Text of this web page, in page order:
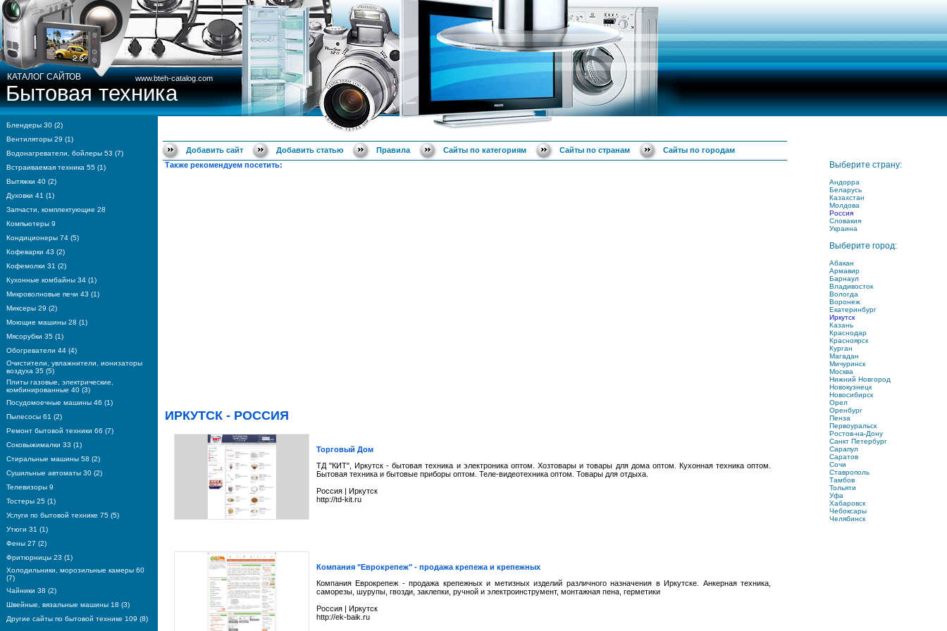
Бытовая техника
www.bteh-catalog.com
КАТАЛОГ САЙТОВ
Блендеры 30 (2)
Вентиляторы 29 (1)
Водонагреватели, бойлеры 53 (7)
Встраиваемая техника 55 (1)
Вытяжки 40 (2)
Духовки 41 (1)
Запчасти, комплектующие 28
Компьютеры 9
Кондиционеры 74 (5)
Кофеварки 43 (2)
Кофемолки 31 (2)
Кухонные комбайны 34 (1)
Микроволновые печи 43 (1)
Миксеры 29 (2)
Моющие машины 28 (1)
Мясорубки 35 (1)
Обогреватели 44 (4)
Очистители, увлажнители, ионизаторы
воздуха 35 (5)
Плиты газовые, электрические,
комбинированные 40 (3)
Посудомоечные машины 46 (1)
Пылесосы 61 (2)
Ремонт бытовой техники 66 (7)
Соковыжималки 33 (1)
Стиральные машины 58 (2)
Сушильные автоматы 30 (2)
Телевизоры 9
Тостеры 25 (1)
Услуги по бытовой технике 75 (5)
Утюги 31 (1)
Фены 27 (2)
Фритюрницы 23 (1)
Холодильники, морозильные камеры 60
(7)
Чайники 38 (2)
Швейные, вязальные машины 18 (3)
Другие сайты по бытовой технике 109 (8)
Добавить сайт Добавить статью Правила Сайты по категориям Сайты по странам
Сайты по городам
Также рекомендуем посетить:
ИРКУТСК - РОССИЯ
Торговый Дом
ТД "КИТ", Иркутск - бытовая техника и электроника оптом. Хозтовары и товары для дома оптом. Кухонная техника оптом.
Бытовая техника и бытовые приборы оптом. Теле-видеотехника оптом. Товары для отдыха.
Россия| Иркутск
http://td-kit.ru
Компания "Еврокрепеж" - продажа крепежа и крепежных
Компания Еврокрепеж - продажа крепежных и метизных изделий различного назначения в Иркутске. Анкерная техника,
саморезы, шурупы, гвозди, заклепки, ручной и электроинструмент, монтажная пена, герметики
Россия| Иркутск
http://ek-baik.ru
Выберите страну:
Андорра
Беларусь
Казахстан
Молдова
Россия
Словакия
Украина
Выберите город:
Абакан
Армавир
Барнаул
Владивосток
Вологда
Воронеж
Екатеринбург
Иркутск
Казань
Краснодар
Красноярск
Курган
Магадан
Мичуринск
Москва
Нижний Новгород
Новокузнецк
Новосибирск
Орел
Оренбург
Пенза
Первоуральск
Ростов-на-Дону
Санкт Петербург
Сарапул
Саратов
Сочи
Ставрополь
Тамбов
Тольяти
Уфа
Хабаровск
Чебоксары
Челябинск